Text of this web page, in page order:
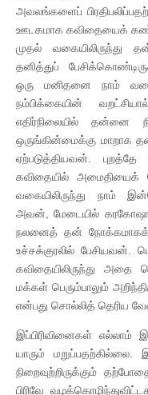
அவலங்களைப்
ஊடகமாக கவிதையைக்
முதல் வகையிலிருந்து
தனித்துப்
ஒரு மனிதனை நாம்
நம்பிக்கையின்
எதிர்நிலையில் தன்னை
ஒருங்கின்மைக்கு மாறாக
ஏற்படுத்தியவன்.
கவிதையில்
வகையிலிருந்து நாம்
அவன், மேடையில்
நலனைத் தன் நோக்கமாகக்
உச்சக்குரலில்
கவிதையிலிருந்து அதை
மக்கள் பெரும்பாலும்
என்பது சொல்லித் தெரிய
இப்பிரிவினைகள்
யாரும்
நிறைவுற்றிருக்கும்
பிரிவே